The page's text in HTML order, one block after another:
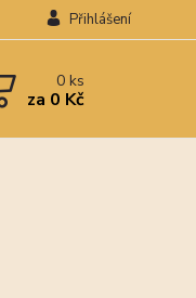
Přihlášení
0ks
za 0 Kč